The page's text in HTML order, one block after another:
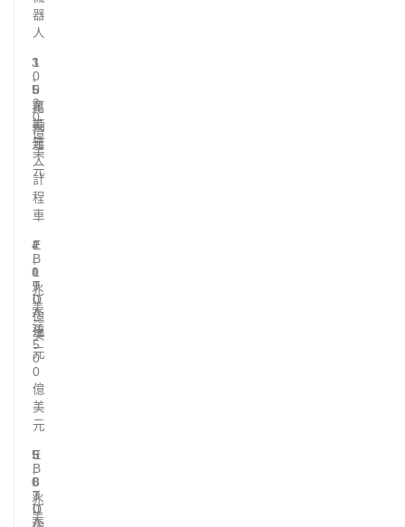
器
人
3
.
5
兆
美
元
1
0
0
萬
輛
無
人
計
程
車
1
,
5
3
0
億
美
元
4
.
0
兆
美
元
E
B
I
T
D
A
達
5
0
0
億
美
元
2
,
1
9
0
億
美
元
5
.
0
兆
美
E
B
I
T
D
A
3
,
8
3
0